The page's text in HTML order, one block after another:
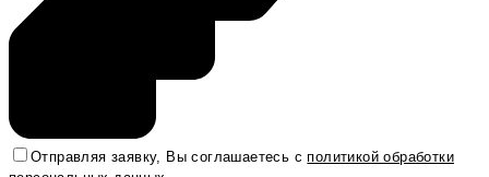
Отправляя заявку, Вы соглашаетесь сполитикой обработки